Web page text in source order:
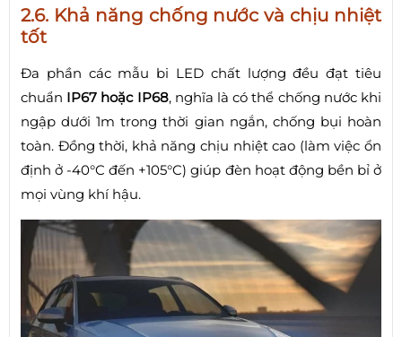
2.6. Khả năng chống nước và chịu nhiệt
tốt
Đa phần các mẫu bi LED chất lượng đều đạt tiêu
chuẩn IP67 hoặc IP68, nghĩa là có thể chống nước khi
ngập dưới 1m trong thời gian ngắn, chống bụi hoàn
toàn. Đồng thời, khả năng chịu nhiệt cao (làm việc ổn
định ở -40°C đến +105°C) giúp đèn hoạt động bền bỉ ở
mọi vùng khí hậu.